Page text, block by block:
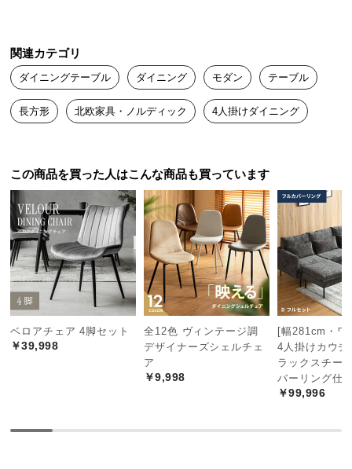
て
開
梱
設
ー
ス
に
つ
い
搬
入
い
関連カテゴリ
ダイニングテーブル ダイニング モダン テーブル
長方形 北欧家具・ノルディック 4人掛けダイニング
この商品を買った人はこんな商品も買っています
ベロアチェア 4脚セット
￥39,998
全12色 ヴィンテージ調
デザイナーズシェルチェ
ア
￥9,998
[幅281cm・ワ
4人掛けカウ
ラックスチー
バーリング仕
￥99,996